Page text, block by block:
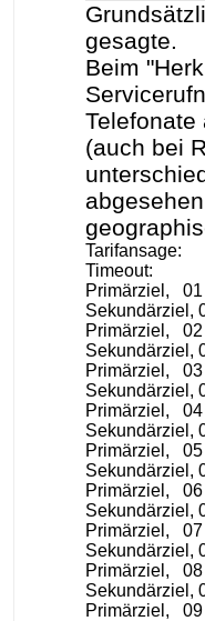
gesagte.
Beim
Telefonate
(auch bei
Tarifansage:
Timeout:
Primärziel,
Sekundärziel,
Primärziel,
Sekundärziel,
Primärziel,
Sekundärziel,
Primärziel,
Sekundärziel,
Primärziel,
Sekundärziel,
Primärziel,
Sekundärziel,
Primärziel,
Sekundärziel,
Primärziel,
Sekundärziel,
Primärziel,